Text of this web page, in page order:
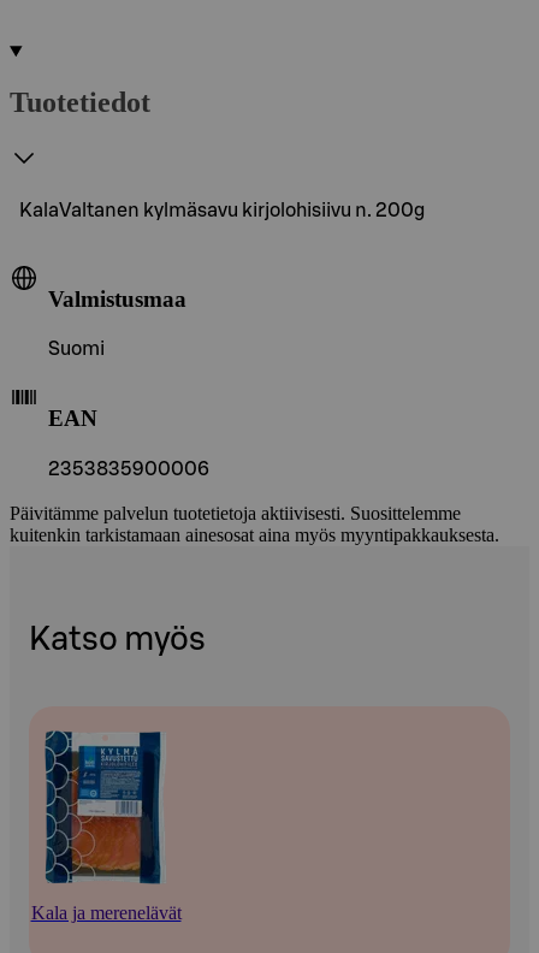
Tuotetiedot
KalaValtanen kylmäsavu kirjolohisiivu n. 200g
Valmistusmaa
Suomi
EAN
2353835900006
Päivitämme palvelun tuotetietoja aktiivisesti. Suosittelemme
kuitenkin tarkistamaan ainesosat aina myös myyntipakkauksesta.
Katso myös
Kala ja merenelävät